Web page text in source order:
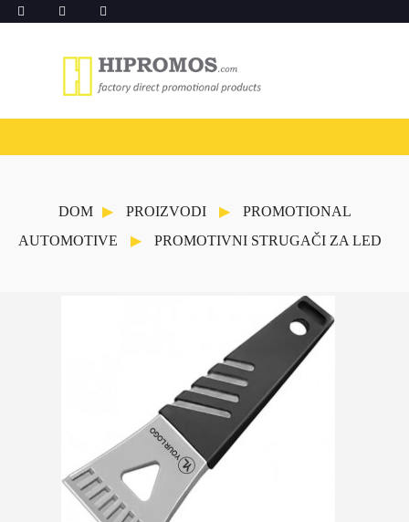
DOM PROIZVODI
PROMOTIONAL
AUTOMOTIVE
PROMOTIVNI STRUGAČI ZA LED